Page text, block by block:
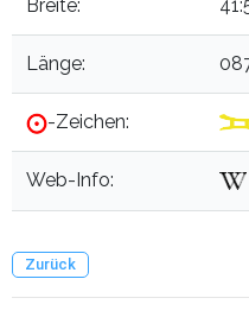
Breite:
Länge:
-Zeichen:
Web-Info:
Zurück